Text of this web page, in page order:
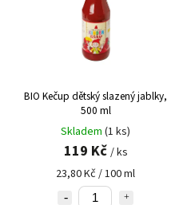
Abecedně
BIO Kečup dětský slazený jablky,
500 ml
Skladem (1 ks)
119 Kč / ks
23,80 Kč / 100 ml